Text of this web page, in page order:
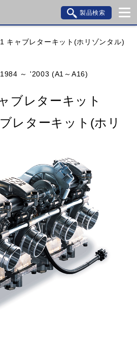
製品検索
閉じる
キャブレターキット(ホリゾンタル)
～ '2003 (A1～A16)
ブレターキット
レターキット(ホリ